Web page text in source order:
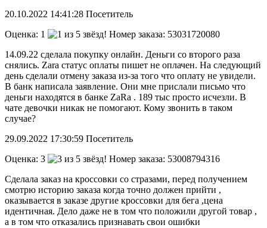
20.10.2022 14:41:28 Посетитель
Оценка: 1
Номер заказа: 53031720080
14.09.22 сделала покупку онлайн. Деньги со второго раза
снялись. Zara статус оплаты пишет не оплачен. На следующий
день сделали отмену заказа из-за того что оплату не увидели.
В банк написала заявление. Они мне прислали письмо что
деньги находятся в банке ZaRa . 189 тыс просто исчезли. В
чате девочки никак не помогают. Кому звонить в таком
случае?
29.09.2022 17:30:59 Посетитель
Оценка: 3
Номер заказа: 53008794316
Сделала заказ на кроссовки со стразами, перед получением
смотрю историю заказа когда точно должен прийти ,
оказывается в заказе другие кроссовки для бега ,цена
идентичная. Дело даже не в том что положили другой товар ,
а в том что отказались признавать свои ошибки